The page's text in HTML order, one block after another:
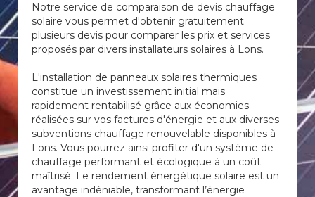
Notre service de comparaison de devis chauffage
solaire vous permet d'obtenir gratuitement
plusieurs devis pour comparer les prix et services
proposés par divers installateurs solaires à Lons.
L'installation de panneaux solaires thermiques
constitue un investissement initial mais
rapidement rentabilisé grâce aux économies
réalisées sur vos factures d'énergie et aux diverses
subventions chauffage renouvelable disponibles à
Lons. Vous pourrez ainsi profiter d'un système de
chauffage performant et écologique à un coût
maîtrisé. Le rendement énergétique solaire est un
avantage indéniable, transformant l’énergie